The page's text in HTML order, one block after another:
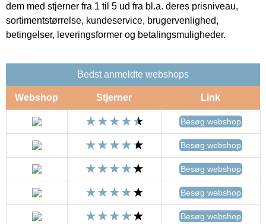
dem med stjerner fra 1 til 5 ud fra bl.a. deres prisniveau,
sortimentstørrelse, kundeservice, brugervenlighed,
betingelser, leveringsformer og betalingsmuligheder.
Bedst anmeldte webshops
Webshop Stjerner Link
Besøg webshop
Besøg webshop
Besøg webshop
Besøg webshop
Besøg webshop